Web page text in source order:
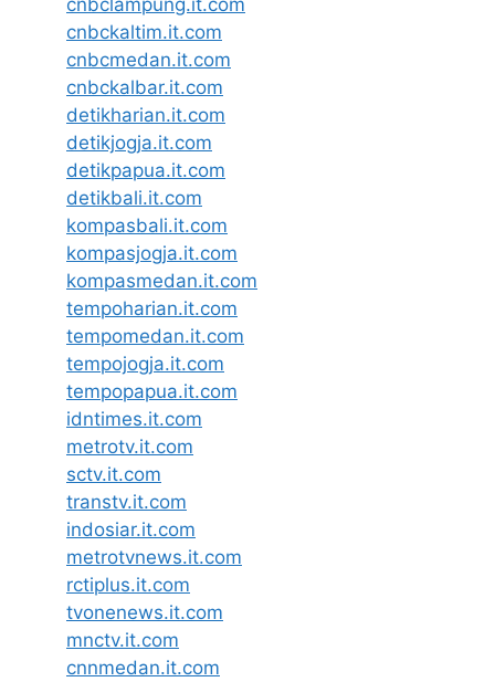
cnbckaltim.it.com
cnbcmedan.it.com
cnbckalbar.it.com
detikharian.it.com
detikjogja.it.com
detikpapua.it.com
detikbali.it.com
kompasbali.it.com
kompasjogja.it.com
kompasmedan.it.com
tempoharian.it.com
tempomedan.it.com
tempojogja.it.com
tempopapua.it.com
idntimes.it.com
metrotv.it.com
sctv.it.com
transtv.it.com
indosiar.it.com
metrotvnews.it.com
rctiplus.it.com
tvonenews.it.com
mnctv.it.com
cnnmedan.it.com